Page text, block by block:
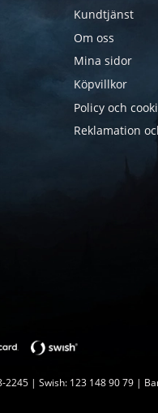
Kundtjänst
Om oss
Mina sidor
Köpvillkor
Policy och
Reklamation
| Swish: 123 148 90 79 |